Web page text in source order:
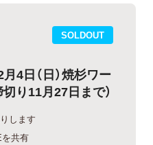
SOLDOUT
4日（日）焼杉ワー
り11月27日まで）
します
共有